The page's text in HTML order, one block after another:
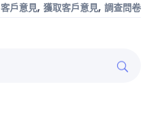
客戶意見, 獲取客戶意見, 調查問卷